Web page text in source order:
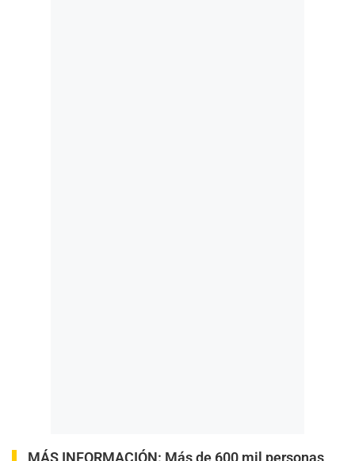
MÁS INFORMACIÓN: Más de 600 mil personas